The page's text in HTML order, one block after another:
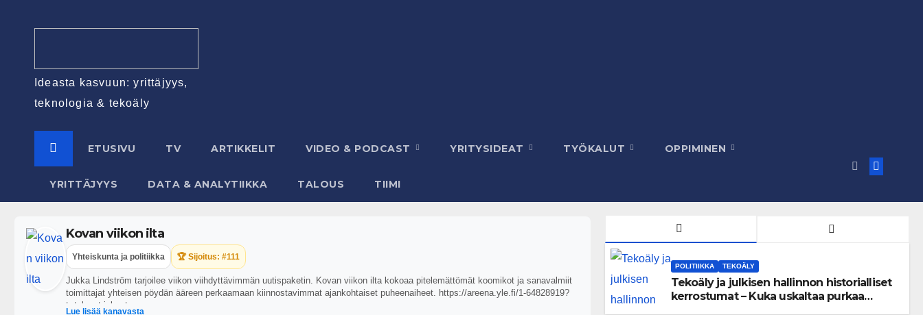
Ideasta kasvuun: yrittäjyys,
teknologia & tekoäly
ETUSIVU TV ARTIKKELIT VIDEO & PODCAST YRITYSIDEAT TYÖKALUT OPPIMINEN
YRITTÄJYYS DATA & ANALYTIIKKA TALOUS TIIMI
Kovan viikon ilta
Yhteiskunta ja politiikka 🏆 Sijoitus: #111
Jukka Lindström tarjoilee viikon viihdyttävimmän uutispaketin. Kovan viikon ilta kokoaa pitelemättömät koomikot ja sanavalmiit
toimittajat yhteisen pöydän ääreen perkaamaan kiinnostavimmat ajankohtaiset puheenaiheet. https://areena.yle.fi/1-64828919?
t=tulevat-jaksot
Lue lisää kanavasta
POLITIIKKA TEKOÄLY
Tekoäly ja julkisen hallinnon historialliset
kerrostumat – Kuka uskaltaa purkaa